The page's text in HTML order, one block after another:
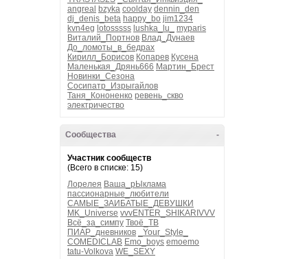
angreal bzyka coolday dennin_den
dj_denis_beta happy_bo jim1234
kvn4eg lotosssss lushka_lu_
myparis
Виталий_Портнов Влад_Дунаев
До_ломоты_в_бедрах
Кирилл_Борисов Копарев Кусена
Маленькая_Дрянь666 Мартин_Брест
Новинки_Сезона
Сосипатр_Изрыгайлов
Таня_Кононенко ревень_скво
электричество
-
Сообщества
Участник сообществ
(Всего в списке: 15)
Лорелея Ваша_рЫклама
пассионарные_любители
САМЫЕ_ЗАИБАТЫЕ_ДЕВУШКИ
MK_Universe vvvENTER_SHIKARIVVV
Всё_за_симпу Твоё_ТВ
ПИАР_дневников
_Your_Style_
COMEDICLAB Emo_boys emoemo
tatu-Volkova WE_SEXY